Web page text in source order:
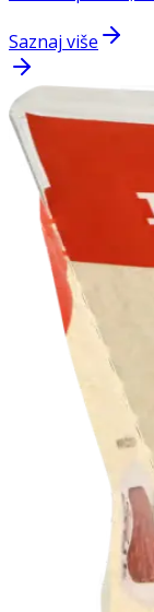
Saznaj više